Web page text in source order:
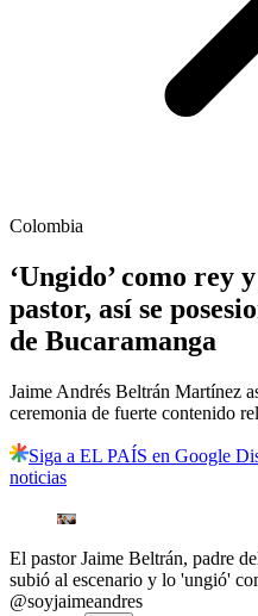
Colombia
‘Ungido’ como rey
pastor, así se
de Bucaramanga
Jaime Andrés Beltrán Martínez
ceremonia de fuerte contenido
Siga a EL PAÍS en Google
noticias
El pastor Jaime Beltrán, padre
subió al escenario y lo 'ungió'
@soyjaimeandres